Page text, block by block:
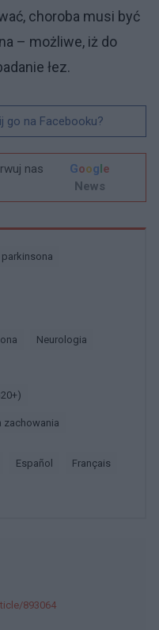
choroba musi być
– możliwe, iż do
łez.
go na Facebooku?
nas
Google
News
parkinsona
Neurologia
zachowania
español français
893064